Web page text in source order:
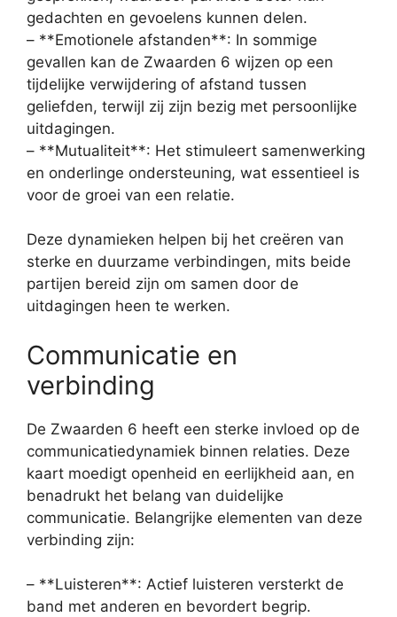
gedachten en gevoelens kunnen delen.
– **Emotionele afstanden**: In sommige
gevallen kan de Zwaarden 6 wijzen op een
tijdelijke verwijdering of afstand tussen
geliefden, terwijl zij zijn bezig met persoonlijke
uitdagingen.
– **Mutualiteit**: Het stimuleert samenwerking
en onderlinge ondersteuning, wat essentieel is
voor de groei van een relatie.
Deze dynamieken helpen bij het creëren van
sterke en duurzame verbindingen, mits beide
partijen bereid zijn om samen door de
uitdagingen heen te werken.
Communicatie en
verbinding
De Zwaarden 6 heeft een sterke invloed op de
communicatiedynamiek binnen relaties. Deze
kaart moedigt openheid en eerlijkheid aan, en
benadrukt het belang van duidelijke
communicatie. Belangrijke elementen van deze
verbinding zijn:
– **Luisteren**: Actief luisteren versterkt de
band met anderen en bevordert begrip.